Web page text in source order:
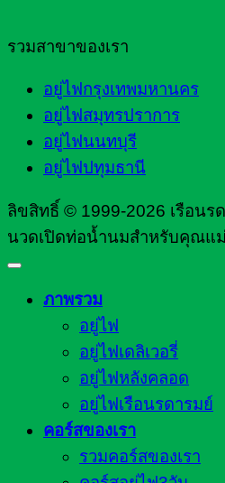
รวมสาขาของเรา
อยู่ไฟกรุงเทพมหานคร
อยู่ไฟสมุทรปราการ
อยู่ไฟนนทบุรี
อยู่ไฟปทุมธานี
ลิขสิทธิ์ © 1999-2026 เรือนร
นวดเปิดท่อน้ำนมสำหรับคุณแ
ภาพรวม
อยู่ไฟ
อยู่ไฟเดลิเวอรี่
อยู่ไฟหลังคลอด
อยู่ไฟเรือนรดารมย์
คอร์สของเรา
รวมคอร์สของเรา